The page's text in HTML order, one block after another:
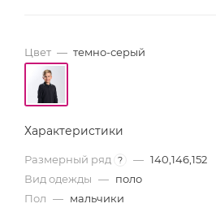
Цвет — темно-серый
Характеристики
Размерный ряд ? — 140,146,152
Вид одежды — поло
Пол — мальчики